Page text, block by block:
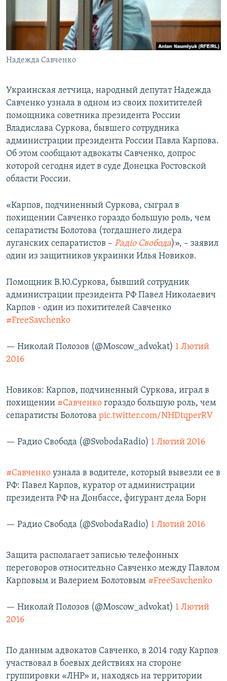
ПОБЕДИТЕЛЕЙ НЕ СУДЯТ?
КРЫМ.НЕПОКОРЕННЫЙ
УКРАИНСКАЯ ПРОБЛЕМА КРЫМА
Надежда Савченко
Украинская летчица, народный депутат Надежда
Савченко узнала в одном из своих похитителей
помощника советника президента России
Владислава Суркова, бывшего сотрудника
администрации президента России Павла Карпова.
Об этом сообщают адвокаты Савченко, допрос
которой сегодня идет в суде Донецка Ростовской
области России.
«Карпов, подчиненный Суркова, сыграл в
похищении Савченко гораздо большую роль, чем
сепаратисты Болотова (тогдашнего лидера
луганских сепаратистов – Радiо Свобода)», – заявил
один из защитников украинки Илья Новиков.
Помощник В.Ю.Суркова, бывший сотрудник
администрации президента РФ Павел Николаевич
Карпов - один из похитителей Савченко
#FreeSavchenko
— Николай Полозов (@Moscow_advokat) 1 Лютий
2016
Новиков: Карпов, подчиненный Суркова, играл в
похищении #Савченко гораздо большую роль, чем
сепаратисты Болотова pic.twitter.com/NHDtqperRV
— Радио Свобода (@SvobodaRadio) 1 Лютий 2016
#Савченко узнала в водителе, который вывезли ее в
РФ: Павел Карпов, куратор от администрации
президента РФ на Донбассе, фигурант дела Борн
— Радио Свобода (@SvobodaRadio) 1 Лютий 2016
Защита располагает записью телефонных
переговоров относительно Савченко между Павлом
Карповым и Валерием Болотовым #FreeSavchenko
— Николай Полозов (@Moscow_advokat) 1 Лютий
2016
По данным адвокатов Савченко, в 2014 году Карпов
участвовал в боевых действиях на стороне
группировки «ЛНР» и, находясь на территории